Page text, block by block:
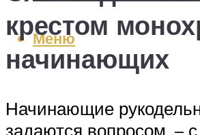
Меню
крестом
начинающих
Начинающие
задаются вопросом, – с